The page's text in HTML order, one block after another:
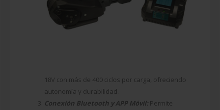
18V con más de 400 ciclos por carga, ofreciendo
autonomía y durabilidad.
Conexión Bluetooth y APP Móvil:Permite